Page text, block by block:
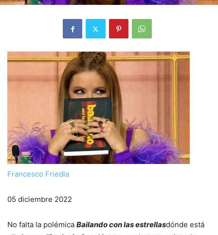
Francesco Friedla
05 diciembre 2022
No falta la polémica Bailando con las estrellasdónde está